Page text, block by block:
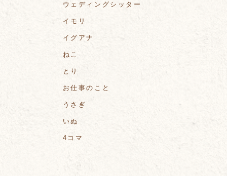
ウェディングシッター
イモリ
イグアナ
ねこ
とり
お仕事のこと
うさぎ
いぬ
4コマ